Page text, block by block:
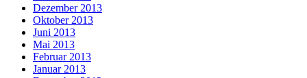
Dezember 2013
Oktober 2013
Juni 2013
Mai 2013
Februar 2013
Januar 2013